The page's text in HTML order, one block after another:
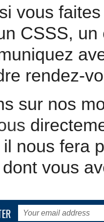
vous
CSSS,
rendez-
sur nos
nous fera
vous